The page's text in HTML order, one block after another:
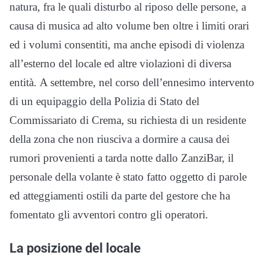
natura, fra le quali disturbo al riposo delle persone, a
causa di musica ad alto volume ben oltre i limiti orari
ed i volumi consentiti, ma anche episodi di violenza
all’esterno del locale ed altre violazioni di diversa
entità. A settembre, nel corso dell’ennesimo intervento
di un equipaggio della Polizia di Stato del
Commissariato di Crema, su richiesta di un residente
della zona che non riusciva a dormire a causa dei
rumori provenienti a tarda notte dallo ZanziBar, il
personale della volante è stato fatto oggetto di parole
ed atteggiamenti ostili da parte del gestore che ha
fomentato gli avventori contro gli operatori.
La posizione del locale